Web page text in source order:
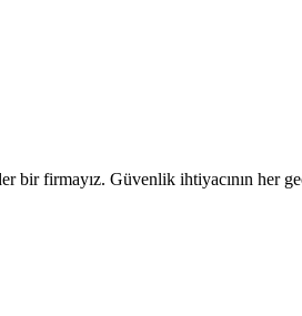
firmayız. Güvenlik ihtiyacının her